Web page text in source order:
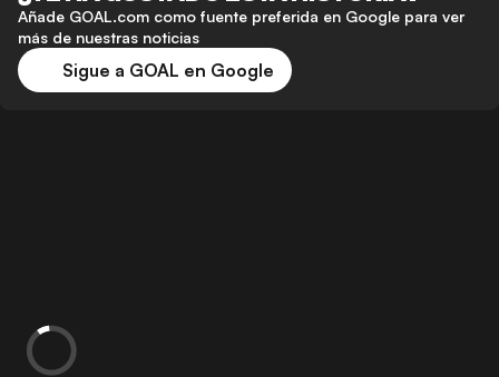
Añade GOAL.com como fuente preferida en Google para ver
más de nuestras noticias
Sigue a GOAL en Google